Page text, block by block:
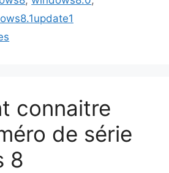
connaitre
de série
8